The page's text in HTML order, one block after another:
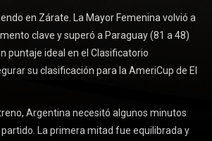
en Zárate. La Mayor Femenina volvió a
clave y superó a Paraguay (81 a 48)
puntaje ideal en el Clasificatorio
su clasificación para la AmeriCup de El
Argentina necesitó algunos minutos
La primera mitad fue equilibrada y